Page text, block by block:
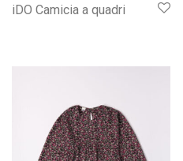
iDO Camicia a quadri